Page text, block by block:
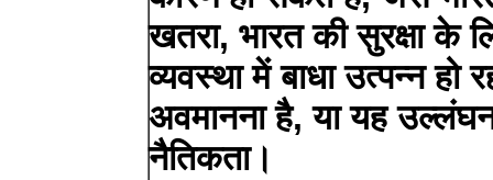
खतरा, भारत की सुरक्षा के
व्यवस्था में बाधा उत्पन्न हो
अवमानना ​​है, या यह
नैतिकता।